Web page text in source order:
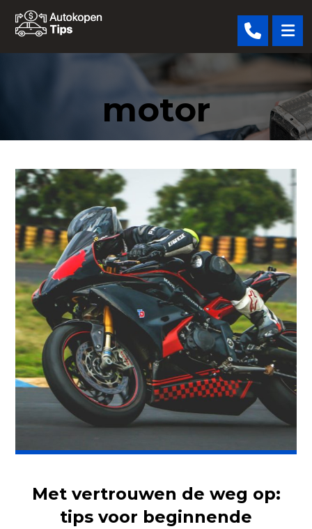
motor
Met vertrouwen de weg op:
tips voor beginnende